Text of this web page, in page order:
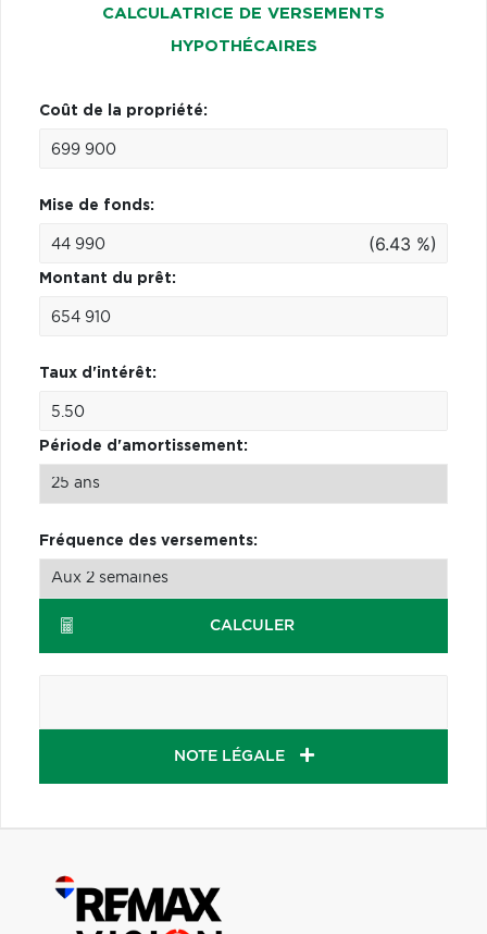
CALCULATRICE DE VERSEMENTS
HYPOTHÉCAIRES
Coût de la propriété:
Mise de fonds:
(6.43 %)
Montant du prêt:
Taux d'intérêt:
Période d'amortissement:
Fréquence des versements:
CALCULER
NOTE LÉGALE